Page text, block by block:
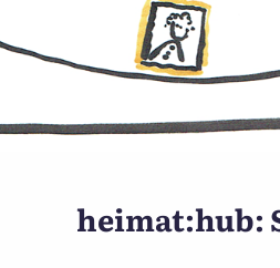
heimat:hub: